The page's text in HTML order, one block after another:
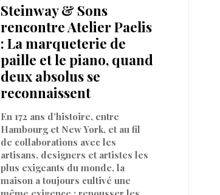
Steinway & Sons
rencontre Atelier Paelis
: La marqueterie de
paille et le piano, quand
deux absolus se
reconnaissent
En 172 ans d’histoire, entre
Hambourg et New York, et au fil
de collaborations avec les
artisans, designers et artistes les
plus exigeants du monde, la
maison a toujours cultivé une